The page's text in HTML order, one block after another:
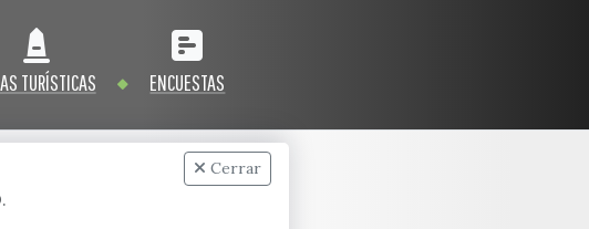
TURÍSTICAS ENCUESTAS
Cerrar